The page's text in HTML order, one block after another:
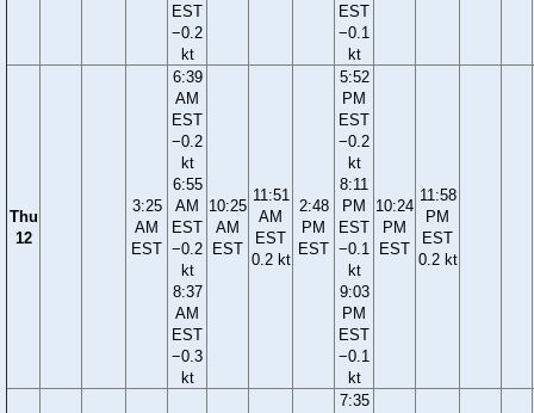
EST
−0.2
kt
EST
−0.1
kt
Thu
12
3:25
AM
EST
6:39
AM
EST
−0.2
kt
6:55
AM
EST
−0.2
kt
8:37
AM
EST
−0.3
kt
10:25
AM
EST
11:51
AM
EST
0.2 kt
2:48
PM
EST
5:52
PM
EST
−0.2
kt
8:11
PM
EST
−0.1
kt
9:03
PM
EST
−0.1
kt
10:24
PM
EST
11:58
PM
EST
0.2 kt
7:35